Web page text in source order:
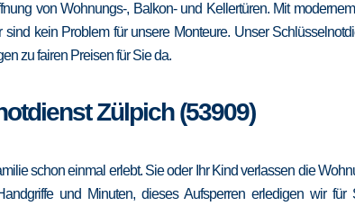
von Wohnungs-, Balkon- und Kellertüren. Mit
kein Problem für unsere Monteure. Unser
zu fairen Preisen für Sie da.
Zülpich (53909)
schon einmal erlebt. Sie oder Ihr Kind verlassen die
und Minuten, dieses Aufsperren erledigen wir für